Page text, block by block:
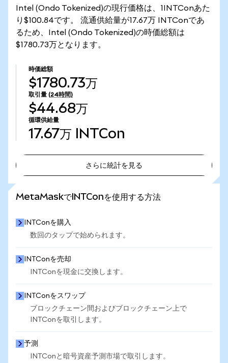
Intel (Ondo Tokenized)の現行価格は、1INTConあた
り$100.84です。 流通供給量が17.67万 INTConであ
るため、Intel (Ondo Tokenized)の時価総額は
$1780.73万となります。
時価総額
$1780.73万
取引量 (24時間)
$44.68万
循環供給量
17.67万 INTCon
さらに統計を見る
MetaMaskでINTConを使用する方法
INTConを購入
数回のタップで始められます。
INTConを売却
INTConを現金に交換します。
INTConをスワップ
ブロックチェーン間およびブロックチェーン上で
INTConを取引します。
予測
INTConと暗号資産予測市場で取引します。